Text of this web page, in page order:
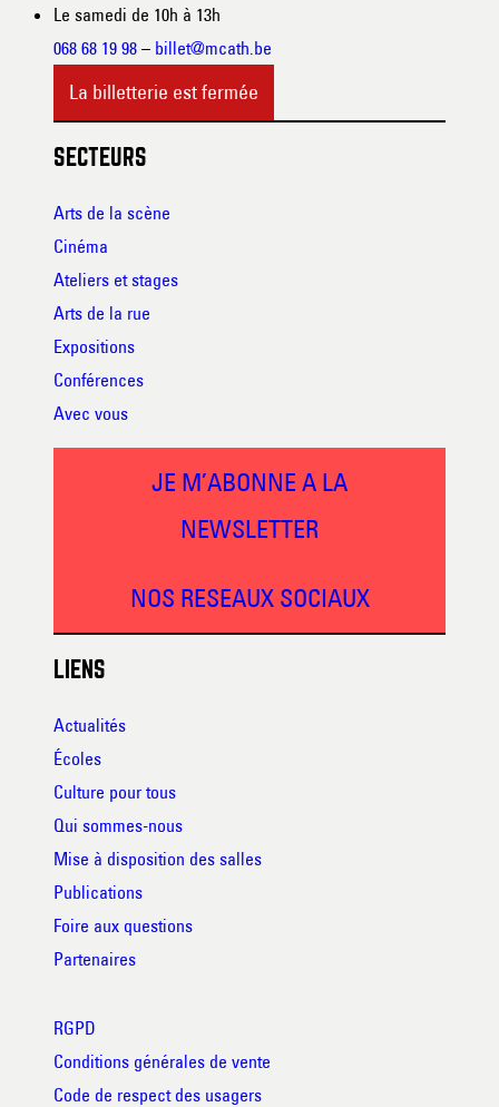
Le samedi de 10h à 13h
068 68 19 98 – billet@mcath.be
La billetterie est fermée
SECTEURS
Arts de la scène
Cinéma
Ateliers et stages
Arts de la rue
Expositions
Conférences
Avec vous
JE M’ABONNE A LA
NEWSLETTER
NOS RESEAUX SOCIAUX
LIENS
Actualités
Écoles
Culture pour tous
Qui sommes-nous
Mise à disposition des salles
Publications
Foire aux questions
Partenaires
RGPD
Conditions générales de vente
Code de respect des usagers